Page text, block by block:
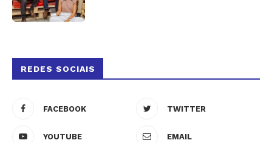
REDES SOCIAIS
FACEBOOK TWITTER
YOUTUBE EMAIL